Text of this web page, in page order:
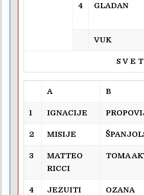
4 GLADAN
VUK
S V E
A B
1 IGNACIJE
2 MISIJE
3
MATTEO
RICCI
TOMA
4 JEZUITI
OZANA